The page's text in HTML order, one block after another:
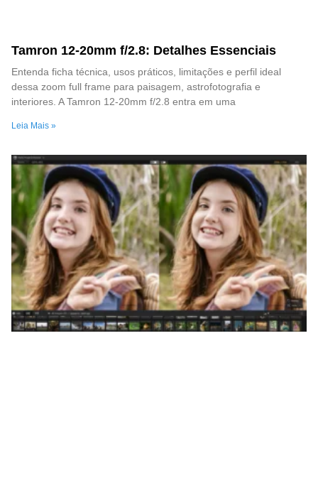
Tamron 12-20mm f/2.8: Detalhes Essenciais
Entenda ficha técnica, usos práticos, limitações e perfil ideal
dessa zoom full frame para paisagem, astrofotografia e
interiores. A Tamron 12-20mm f/2.8 entra em uma
Leia Mais »